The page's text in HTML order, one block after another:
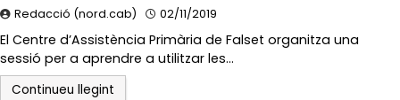
Redacció (nord.cab) 02/11/2019
El Centre d’Assistència Primària de Falset organitza una
sessió per a aprendre a utilitzar les…
Continueu llegint